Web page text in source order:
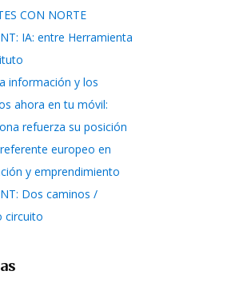
CON NORTE
IA: entre Herramienta
información y los
ahora en tu móvil:
refuerza su posición
europeo en
y emprendimiento
Dos caminos /
circuito